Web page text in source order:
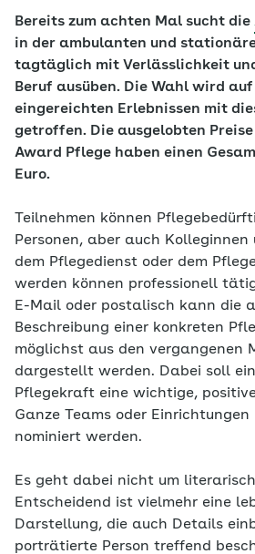
Bereits zum achten Mal sucht die
in der ambulanten und
tagtäglich mit Verlässlichkeit
Beruf ausüben. Die Wahl wird auf
eingereichten Erlebnissen mit
getroffen. Die ausgelobten
Award Pflege haben einen
Euro.
Teilnehmen können
Personen, aber auch Kolleginnen
dem Pflegedienst oder dem
werden können professionell
E-Mail oder postalisch kann die
Beschreibung einer konkreten
möglichst aus den vergangenen
dargestellt werden. Dabei soll
Pflegekraft eine wichtige,
Ganze Teams oder
nominiert werden.
Es geht dabei nicht um
Entscheidend ist vielmehr eine
Darstellung, die auch Details
porträtierte Person treffend